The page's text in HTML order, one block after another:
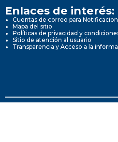
Enlaces de interés:
Cuentas de correo para
Mapa del sitio
Políticas de privacidad y
Sitio de atención al usuario
Transparencia y Acceso a la